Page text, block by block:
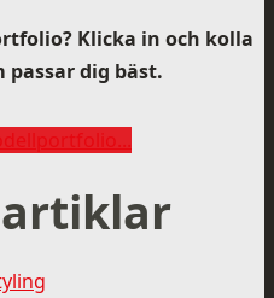
Klicka in och kolla
dig bäst.
artiklar